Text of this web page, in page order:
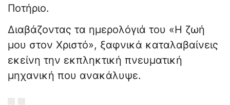
Ποτήριο.
Διαβάζοντας τα ημερολόγιά του «Η ζωή
μου στον Χριστό», ξαφνικά καταλαβαίνεις
εκείνη την εκπληκτική πνευματική
μηχανική που ανακάλυψε.